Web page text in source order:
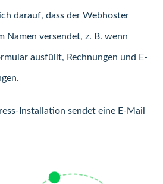
darauf, dass der Webhoster
Namen versendet, z. B. wenn
ausfüllt, Rechnungen und E-
Installation sendet eine E-Mail